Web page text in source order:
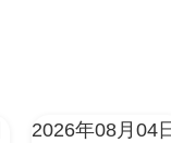
2026年08月04